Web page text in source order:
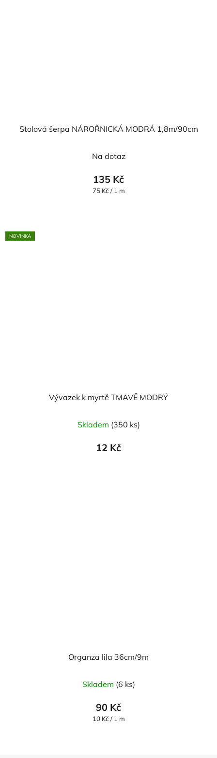
Stolová šerpa NÁROŘNICKÁ MODRÁ 1,8m/90cm
Na dotaz
135 Kč
Měrná
75 Kč / 1 m
NOVINKA
Vývazek k myrtě TMAVĚ MODRÝ
Skladem (350 ks)
12 Kč
Organza lila 36cm/9m
hodnocení
produktu
je
Skladem (6 ks)
90 Kč
Měrná
10 Kč / 1 m